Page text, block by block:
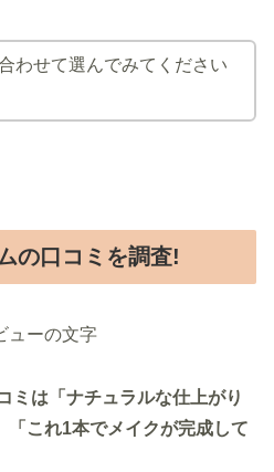
わせて選んでみてください
の口コミを調査!
ミは「ナチュラルな仕上がり
「これ1本でメイクが完成して